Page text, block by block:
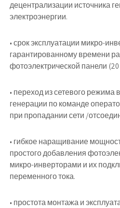
децентрализации источника
электроэнергии.
• срок эксплуатации микро-
гарантированному времени
фотоэлектрической панели (20
• переход из сетевого
генерации по команде
при пропадании сети /
• гибкое наращивание
простого добавления
микро-инверторами и их
переменного тока.
• простота монтажа и